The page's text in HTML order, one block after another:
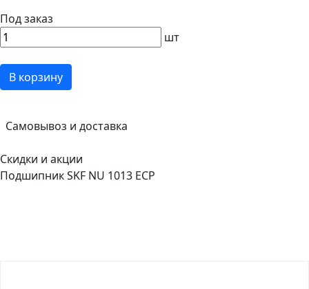
Под заказ
шт
В корзину
Самовывоз и доставка
Скидки и акции
Подшипник SKF NU 1013 ECP